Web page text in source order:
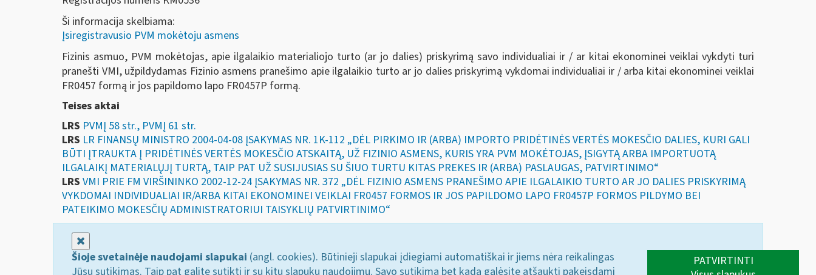
Ši informacija skelbiama:
Įsiregistravusio PVM mokėtoju asmens
Fizinis asmuo, PVM mokėtojas, apie ilgalaikio materialiojo turto (ar jo dalies) priskyrimą savo individualiai ir / ar kitai ekonominei veiklai vykdyti turi
pranešti VMI, užpildydamas Fizinio asmens pranešimo apie ilgalaikio turto ar jo dalies priskyrimą vykdomai individualiai ir / arba kitai ekonominei veiklai
FR0457 formą ir jos papildomo lapo FR0457P formą.
Teises aktai
LRS PVMĮ 58 str., PVMĮ 61 str.
LRS LR FINANSŲ MINISTRO 2004-04-08 ĮSAKYMAS NR. 1K-112 „DĖL PIRKIMO IR (ARBA) IMPORTO PRIDĖTINĖS VERTĖS MOKESČIO DALIES, KURI GALI
BŪTI ĮTRAUKTA Į PRIDĖTINĖS VERTĖS MOKESČIO ATSKAITĄ, UŽ FIZINIO ASMENS, KURIS YRA PVM MOKĖTOJAS, ĮSIGYTĄ ARBA IMPORTUOTĄ
ILGALAIKĮ MATERIALŲJĮ TURTĄ, TAIP PAT UŽ SUSIJUSIAS SU ŠIUO TURTU KITAS PREKES IR (ARBA) PASLAUGAS, PATVIRTINIMO“
LRS VMI PRIE FM VIRŠININKO 2002-12-24 ĮSAKYMAS NR. 372 „DĖL FIZINIO ASMENS PRANEŠIMO APIE ILGALAIKIO TURTO AR JO DALIES PRISKYRIMĄ
VYKDOMAI INDIVIDUALIAI IR/ARBA KITAI EKONOMINEI VEIKLAI FR0457 FORMOS IR JOS PAPILDOMO LAPO FR0457P FORMOS PILDYMO BEI
PATEIKIMO MOKESČIŲ ADMINISTRATORIUI TAISYKLIŲ PATVIRTINIMO“
Šioje svetainėje naudojami slapukai (angl. cookies). Būtinieji slapukai įdiegiami automatiškai ir jiems nėra reikalingas
Jūsų sutikimas. Taip pat galite sutikti ir su kitų slapukų naudojimu. Savo sutikimą bet kada galėsite atšaukti pakeisdami
PATVIRTINTI